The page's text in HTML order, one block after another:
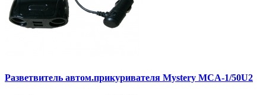
Разветвитель автом.прикуривателя Mystery MCA-1/50U2